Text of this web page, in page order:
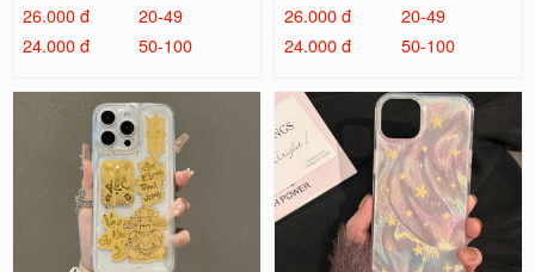
26.000 đ
20-49
24.000 đ
50-100
26.000 đ
20-49
24.000 đ
50-100